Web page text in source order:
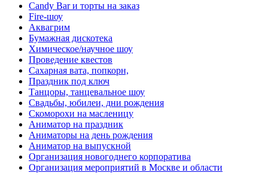
Candy Bar и торты на заказ
Fire-шоу
Аквагрим
Бумажная дискотека
Химическое/научное шоу
Проведение квестов
Сахарная вата, попкорн,
Праздник под ключ
Танцоры, танцевальное шоу
Свадьбы, юбилеи, дни рождения
Скоморохи на масленицу
Аниматор на праздник
Аниматоры на день рождения
Аниматор на выпускной
Организация новогоднего корпоратива
Организация мероприятий в Москве и области